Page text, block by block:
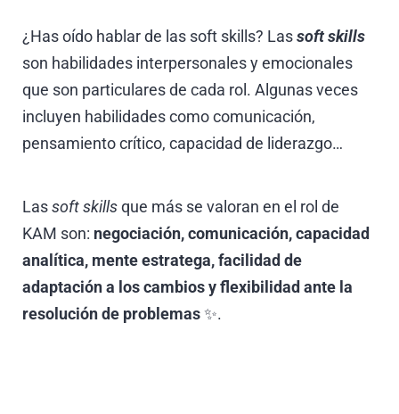
¿Has oído hablar de las soft skills? Lassoft skills
son habilidades interpersonales y emocionales
que son particulares de cada rol. Algunas veces
incluyen habilidades como comunicación,
pensamiento crítico, capacidad de liderazgo…
Lassoft skillsque más se valoran en el rol de
KAM son: negociación, comunicación, capacidad
analítica, mente estratega, facilidad de
adaptación a los cambios y flexibilidad ante la
resolución de problemas✨.